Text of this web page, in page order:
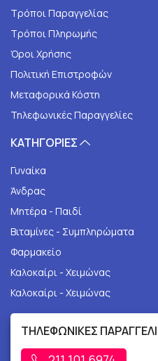
Τρόποι Παραγγελίας
Τρόποι Πληρωμής
Όροι Χρήσης
Πολιτική Επιστροφών
Μεταφορικά Κόστη
Τηλεφωνικές Παραγγελίες
ΚΑΤΗΓΟΡΙΕΣ
Γυναίκα
Άνδρας
Μητέρα - Παιδί
Βιταμίνες - Συμπληρώματα
Φαρμακείο
Καλοκαίρι - Χειμώνας
Καλοκαίρι - Χειμώνας
ΤΗΛΕΦΩΝΙΚΕΣ